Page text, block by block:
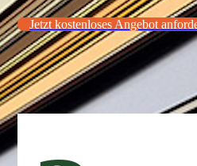
Jetzt kostenloses Angebot